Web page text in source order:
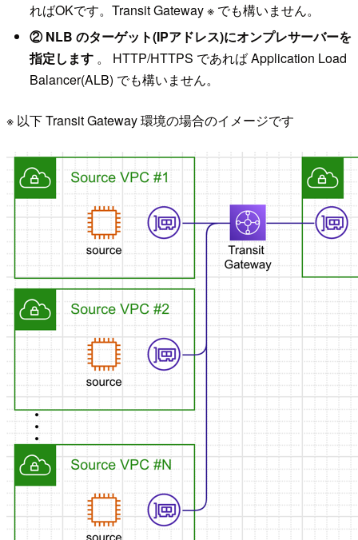
ればOKです。Transit Gateway ※ でも構いません。
② NLB のターゲット(IPアドレス)にオンプレサーバーを
指定します。 HTTP/HTTPS であれば Application Load
Balancer(ALB) でも構いません。
※ 以下 Transit Gateway 環境の場合のイメージです